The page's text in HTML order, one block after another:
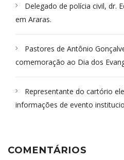
Delegado de polícia civil, dr.
em Araras.
Pastores de Antônio
comemoração ao Dia dos
Representante do cartório
informações de evento
COMENTÁRIOS